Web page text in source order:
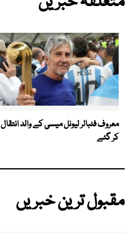
معروف فٹبالر لیونل میسی کے والد انتقال
کر گئے
مقبول ترین خبریں